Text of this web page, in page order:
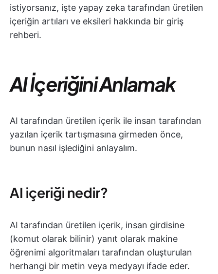
istiyorsanız, işte yapay zeka tarafından üretilen
içeriğin artıları ve eksileri hakkında bir giriş
rehberi.
AI İçeriğini Anlamak
AI tarafından üretilen içerik ile insan tarafından
yazılan içerik tartışmasına girmeden önce,
bunun nasıl işlediğini anlayalım.
AI içeriği nedir?
AI tarafından üretilen içerik, insan girdisine
(komut olarak bilinir) yanıt olarak makine
öğrenimi algoritmaları tarafından oluşturulan
herhangi bir metin veya medyayı ifade eder.